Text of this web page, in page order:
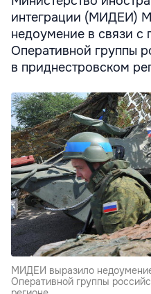
интеграции (МИДЕИ)
недоумение в связи с
Оперативной группы
в приднестровском
МИДЕИ выразило
Оперативной группы